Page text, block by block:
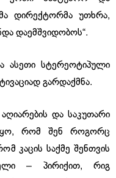
დირექტორმა უთხრა,
დაემშვიდობოს“.
ასეთი სტერეოტიპული
გარდაქმნა.
და საკუთარი
იყო, რომ შენ როგორც
კაცის საქმე შენთვის
– პირიქით, რიგ